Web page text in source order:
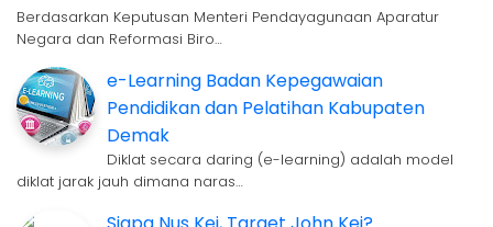
Berdasarkan Keputusan Menteri Pendayagunaan Aparatur
Negara dan Reformasi Biro…
e-Learning Badan Kepegawaian
Pendidikan dan Pelatihan Kabupaten
Demak
Diklat secara daring (e-learning) adalah model
diklat jarak jauh dimana naras…